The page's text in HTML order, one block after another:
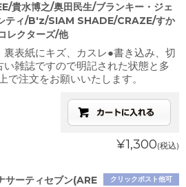
貴水博之/奥田民生/ブランキー・ジェ
ティ/B'z/SIAM SHADE/CRAZE/すか
レクターズ/他
裏表紙にキズ、カスレ●書き込み、切
雑誌ですので明記された状態と多
で注文をお願いいたします。
¥1,300(税込)
クリックポスト他可
サーティセブン(ARE